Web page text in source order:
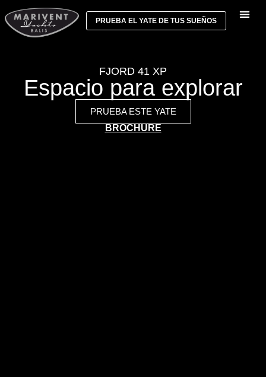
PRUEBA EL YATE DE TUS SUEÑOS
FJORD 41 XP
Espacio para explorar
PRUEBA ESTE YATE
BROCHURE